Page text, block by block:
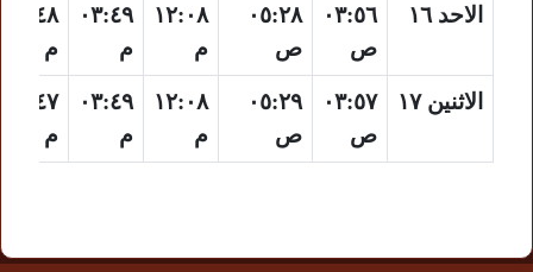
الاحد ١٦
٠٣:٥٦
ص
٠٥:٢٨
ص
١٢:٠٨
م
٠٣:٤٩
م
٠٦:٤٨
م
الاثنين ١٧
٠٣:٥٧
ص
٠٥:٢٩
ص
١٢:٠٨
م
٠٣:٤٩
م
٠٦:٤٧
م